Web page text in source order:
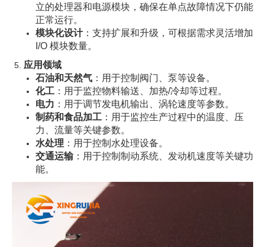
立的处理器和电源模块，确保在单点故障情况下仍能
正常运行。
模块化设计：支持扩展和升级，可根据需求灵活增加
I/O 模块数量。
应用领域
石油和天然气 ：用于控制阀门、泵等设备。
化工 ：用于监控物料输送、加热/冷却等过程。
电力 ：用于调节发电机输出、涡轮速度等参数。
制药和食品加工 ：用于监控生产过程中的温度、压
力、流量等关键参数。
水处理 ：用于控制水处理设备。
交通运输：用于控制制动系统、发动机速度等关键功
能。